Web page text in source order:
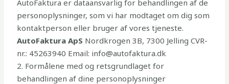
AutoFaktura er dataansvarlig for behandlingen af de
personoplysninger, som vi har modtaget om dig som
kontaktperson eller bruger af vores tjeneste.
AutoFaktura ApS Nordkrogen 3B, 7300 Jelling CVR-
nr.: 45263940 Email: info@autofaktura.dk
2. Formålene med og retsgrundlaget for
behandlingen af dine personoplysninger